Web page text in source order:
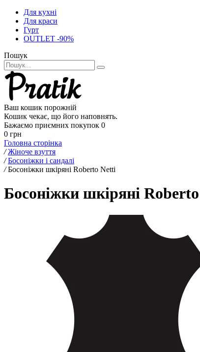
Для кухні
Для краси
Гурт
OUTLET -90%
Пошук
Ваш кошик порожній
Кошик чекає, що його наповнять.
Бажаємо приємних покупок 0
0 грн
Головна сторінка
/ Жіноче взуття
/ Босоніжки і сандалі
/ Босоніжки шкіряні Roberto Netti
Босоніжки шкіряні